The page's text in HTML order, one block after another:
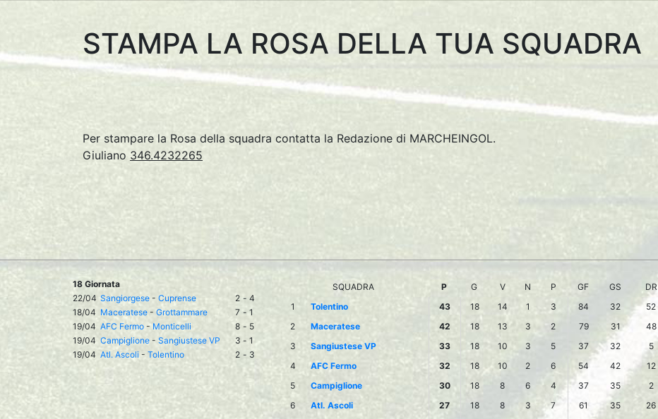
STAMPA LA ROSA DELLA TUA SQUADRA
Per stampare la Rosa della squadra contatta la Redazione di MARCHEINGOL.
Giuliano 346.4232265
18 Giornata
22/04 Sangiorgese - Cuprense 2 - 4
18/04 Maceratese - Grottammare 7 - 1
19/04 AFC Fermo - Monticelli 8 - 5
19/04 Campiglione - Sangiustese VP 3 - 1
19/04 Atl. Ascoli - Tolentino 2 - 3
SQUADRA P G V N P GF GS
DR
1
Tolentino 43 18 14 1 3 84 32
52
2
Maceratese 42 18 13 3 2 79 31
48
3
Sangiustese VP 33 18 10 3 5 37 32
5
4
AFC Fermo 32 18 10 2 6 54 42
12
5
Campiglione 30 18 8 6 4 37 35
2
6
Atl. Ascoli 27 18 8 3 7 61 35 26